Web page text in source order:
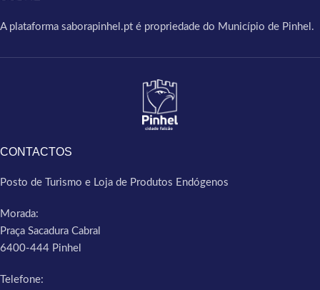
A plataforma saborapinhel.pt é propriedade do Município de Pinhel.
CONTACTOS
Posto de Turismo e Loja de Produtos Endógenos
Morada:
Praça Sacadura Cabral
6400-444 Pinhel
Telefone: